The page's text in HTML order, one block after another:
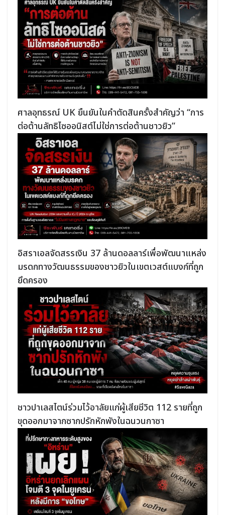
ศาลอุทธรณ์ UK ยืนยันในคำตัดสินครั้งสำคัญว่า “การ
ต่อต้านลัทธิไซออนิสต์ไม่ใช่การต่อต้านชาวยิว”
อิสราเอลจัดสรรเงิน 37 ล้านดอลลาร์เพื่อพัฒนาแหล่ง
มรดกทางวัฒนธรรมของชาวยิวในเขตเวสต์แบงก์ที่ถูก
ยึดครอง
ชาวปาเลสไตน์ร่วมไว้อาลัยแก่ผู้เสียชีวิต 112 รายที่ถูก
ขุดออกมาจากซากปรักหักพังในฉนวนกาซา